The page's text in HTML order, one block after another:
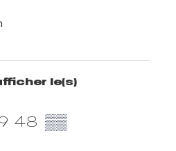
le(s)
48 ▒▒